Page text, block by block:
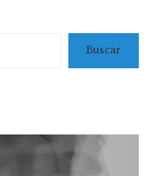
Buscar